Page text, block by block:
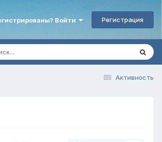
Войти Регистрация
Активность